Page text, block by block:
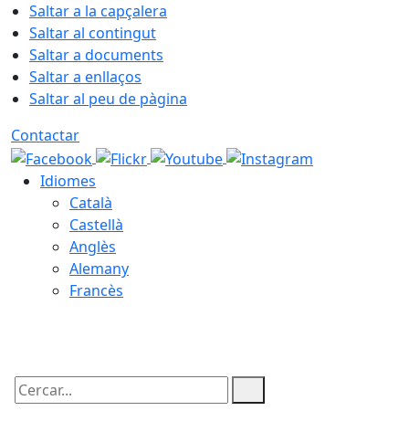
Saltar a la capçalera
Saltar al contingut
Saltar a documents
Saltar a enllaços
Saltar al peu de pàgina
Contactar
Idiomes
Català
Castellà
Anglès
Alemany
Francès
Cercar: